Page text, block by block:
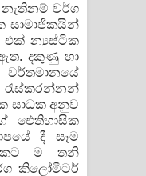
වර්ග
සාමාජිකයින්
එක් න්‍යස්ටික
දකුණු හා
සාධක අනුව
ඓතිහාසික
දී සෑම
ම තනි
කිලෝමීටර්